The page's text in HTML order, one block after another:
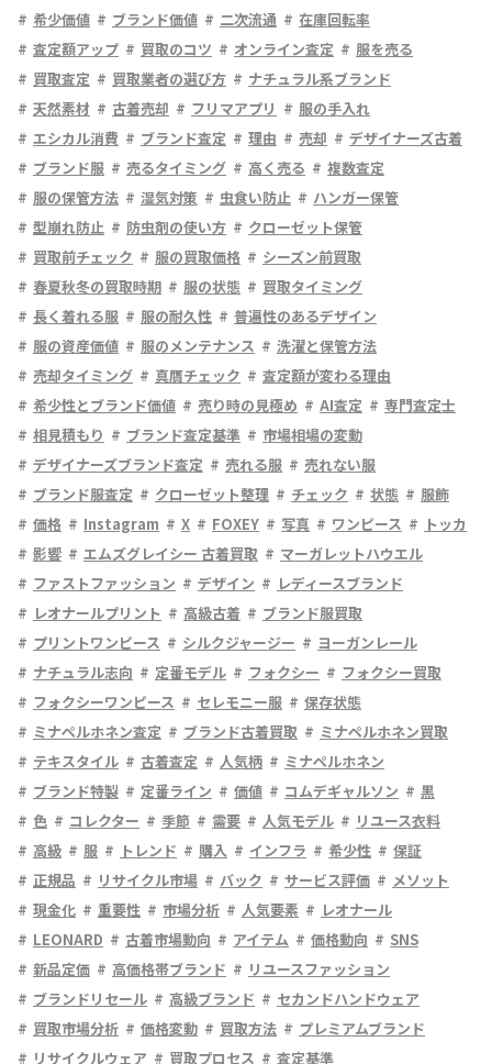
希少価値
ブランド価値 二次流通
在庫回転率
査定額アップ
買取のコツ オンライン査定
服を売る
買取査定
買取業者の選び方
ナチュラル系ブランド
天然素材
古着売却 フリマアプリ
服の手入れ
エシカル消費
ブランド査定 理由 売却
デザイナーズ古着
ブランド服
売るタイミング 高く売る
複数査定
服の保管方法
湿気対策 虫食い防止
ハンガー保管
型崩れ防止
防虫剤の使い方
クローゼット保管
買取前チェック
服の買取価格
シーズン前買取
春夏秋冬の買取時期
服の状態
買取タイミング
長く着れる服
服の耐久性
普遍性のあるデザイン
服の資産価値
服のメンテナンス
洗濯と保管方法
売却タイミング
真贋チェック
査定額が変わる理由
希少性とブランド価値
売り時の見極め AI査定
専門査定士
相見積もり
ブランド査定基準
市場相場の変動
デザイナーズブランド査定
売れる服
売れない服
ブランド服査定
クローゼット整理 チェック 状態
服飾
価格
Instagram X FOXEY 写真 ワンピース
トッカ
影響
エムズグレイシー 古着買取
マーガレットハウエル
ファストファッション
デザイン
レディースブランド
レオナールプリント
高級古着
ブランド服買取
プリントワンピース
シルクジャージー
ヨーガンレール
ナチュラル志向
定番モデル フォクシー
フォクシー買取
フォクシーワンピース
セレモニー服
保存状態
ミナペルホネン査定
ブランド古着買取
ミナペルホネン買取
テキスタイル
古着査定 人気柄
ミナペルホネン
ブランド特製
定番ライン 価値 コムデギャルソン
黒
色
コレクター 季節 需要 人気モデル
リユース衣料
高級
服 トレンド 購入 インフラ 希少性
保証
正規品
リサイクル市場 バック サービス評価
メソット
現金化
重要性 市場分析 人気要素
レオナール
LEONARD
古着市場動向 アイテム 価格動向
SNS
新品定価
高価格帯ブランド
リユースファッション
ブランドリセール
高級ブランド
セカンドハンドウェア
買取市場分析
価格変動 買取方法
プレミアムブランド
リサイクルウェア
買取プロセス 査定基準